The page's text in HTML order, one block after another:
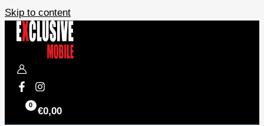
Skip to content
€0,00